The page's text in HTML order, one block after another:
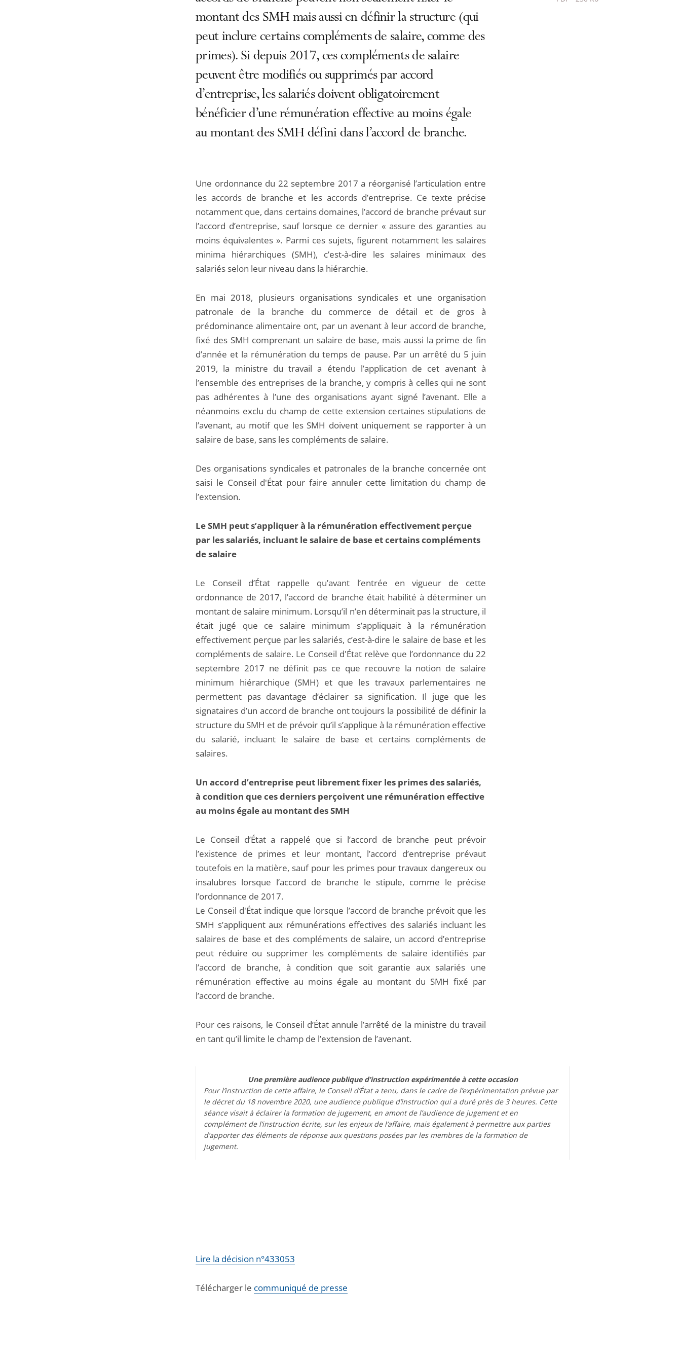
montant des SMH mais aussi en définir la structure (qui
peut inclure certains compléments de salaire, comme des
primes). Si depuis 2017, ces compléments de salaire
peuvent être modifiés ou supprimés par accord
d’entreprise, les salariés doivent obligatoirement
bénéficier d’une rémunération effective au moins égale
au montant des SMH défini dans l’accord de branche.
Une ordonnance du 22 septembre 2017 a réorganisé l’articulation entre
les accords de branche et les accords d’entreprise. Ce texte précise
notamment que, dans certains domaines, l’accord de branche prévaut sur
l’accord d’entreprise, sauf lorsque ce dernier « assure des garanties au
moins équivalentes ». Parmi ces sujets, figurent notamment les salaires
minima hiérarchiques (SMH), c’est-à-dire les salaires minimaux des
salariés selon leur niveau dans la hiérarchie.
En mai 2018, plusieurs organisations syndicales et une organisation
patronale de la branche du commerce de détail et de gros à
prédominance alimentaire ont, par un avenant à leur accord de branche,
fixé des SMH comprenant un salaire de base, mais aussi la prime de fin
d’année et la rémunération du temps de pause. Par un arrêté du 5 juin
2019, la ministre du travail a étendu l’application de cet avenant à
l’ensemble des entreprises de la branche, y compris à celles qui ne sont
pas adhérentes à l’une des organisations ayant signé l’avenant. Elle a
néanmoins exclu du champ de cette extension certaines stipulations de
l’avenant, au motif que les SMH doivent uniquement se rapporter à un
salaire de base, sans les compléments de salaire.
Des organisations syndicales et patronales de la branche concernée ont
saisi le Conseil d'État pour faire annuler cette limitation du champ de
l’extension.
Le SMH peut s’appliquer à la rémunération effectivement perçue
par les salariés, incluant le salaire de base et certains compléments
de salaire
Le Conseil d’État rappelle qu’avant l’entrée en vigueur de cette
ordonnance de 2017, l’accord de branche était habilité à déterminer un
montant de salaire minimum. Lorsqu’il n’en déterminait pas la structure, il
était jugé que ce salaire minimum s’appliquait à la rémunération
effectivement perçue par les salariés, c’est-à-dire le salaire de base et les
compléments de salaire. Le Conseil d'État relève que l’ordonnance du 22
septembre 2017 ne définit pas ce que recouvre la notion de salaire
minimum hiérarchique (SMH) et que les travaux parlementaires ne
permettent pas davantage d’éclairer sa signification. Il juge que les
signataires d’un accord de branche ont toujours la possibilité de définir la
structure du SMH et de prévoir qu’il s’applique à la rémunération effective
du salarié, incluant le salaire de base et certains compléments de
salaires.
Un accord d’entreprise peut librement fixer les primes des salariés,
à condition que ces derniers perçoivent une rémunération effective
au moins égale au montant des SMH
Le Conseil d’État a rappelé que si l’accord de branche peut prévoir
l’existence de primes et leur montant, l’accord d’entreprise prévaut
toutefois en la matière, sauf pour les primes pour travaux dangereux ou
insalubres lorsque l’accord de branche le stipule, comme le précise
l’ordonnance de 2017.
Le Conseil d'État indique que lorsque l’accord de branche prévoit que les
SMH s’appliquent aux rémunérations effectives des salariés incluant les
salaires de base et des compléments de salaire, un accord d’entreprise
peut réduire ou supprimer les compléments de salaire identifiés par
l’accord de branche, à condition que soit garantie aux salariés une
rémunération effective au moins égale au montant du SMH fixé par
l’accord de branche.
Pour ces raisons, le Conseil d’État annule l’arrêté de la ministre du travail
en tant qu’il limite le champ de l’extension de l’avenant.
Une première audience publique d’instruction expérimentée à cette occasion
Pour l’instruction de cette affaire, le Conseil d’État a tenu, dans le cadre de l’expérimentation prévue par
le décret du 18 novembre 2020, une audience publique d’instruction qui a duré près de 3 heures. Cette
séance visait à éclairer la formation de jugement, en amont de l’audience de jugement et en
complément de l’instruction écrite, sur les enjeux de l’affaire, mais également à permettre aux parties
d’apporter des éléments de réponse aux questions posées par les membres de la formation de
jugement.
Lire la décision n°433053
Télécharger le communiqué de presse